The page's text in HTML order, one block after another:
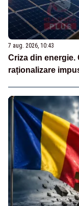
7 aug. 2026, 10:43
Criza din energie.
raționalizare